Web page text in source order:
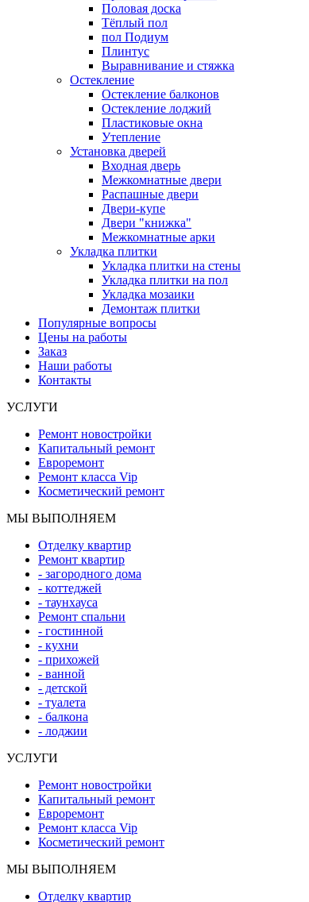
Половая доска
Тёплый пол
пол Подиум
Плинтус
Выравнивание и стяжка
Остекление
Остекление балконов
Остекление лоджий
Пластиковые окна
Утепление
Установка дверей
Входная дверь
Межкомнатные двери
Распашные двери
Двери-купе
Двери "книжка"
Межкомнатные арки
Укладка плитки
Укладка плитки на стены
Укладка плитки на пол
Укладка мозаики
Демонтаж плитки
Популярные вопросы
Цены на работы
Заказ
Наши работы
Контакты
УСЛУГИ
Ремонт новостройки
Капитальный ремонт
Евроремонт
Ремонт класса Vip
Косметический ремонт
МЫ ВЫПОЛНЯЕМ
Отделку квартир
Ремонт квартир
- загородного дома
- коттеджей
- таунхауса
Ремонт спальни
- гостинной
- кухни
- прихожей
- ванной
- детской
- туалета
- балкона
- лоджии
УСЛУГИ
Ремонт новостройки
Капитальный ремонт
Евроремонт
Ремонт класса Vip
Косметический ремонт
МЫ ВЫПОЛНЯЕМ
Отделку квартир